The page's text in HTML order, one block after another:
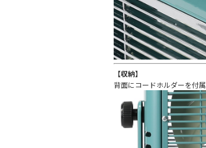
【収納】
背面にコードホルダーを付属